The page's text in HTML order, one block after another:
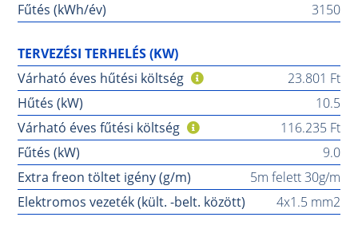
Fűtés (kWh/év)
3150
TERVEZÉSI TERHELÉS (KW)
Várható éves hűtési költség
23.801 Ft
Hűtés (kW)
10.5
Várható éves fűtési költség
116.235 Ft
Fűtés (kW)
9.0
Extra freon töltet igény (g/m)
5m felett 30g/m
Elektromos vezeték (kült. -belt. között)
4x1.5 mm2